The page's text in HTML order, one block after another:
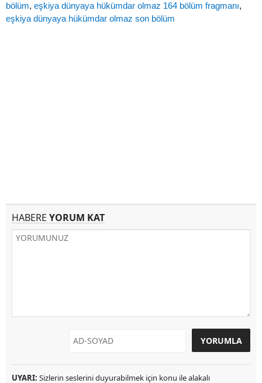
bölüm, eşkiya dünyaya hükümdar olmaz 164 bölüm fragmanı,
eşkiya dünyaya hükümdar olmaz son bölüm
HABERE YORUM KAT
UYARI: Sizlerin seslerini duyurabilmek için konu ile alakalı